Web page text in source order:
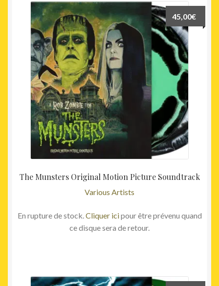
The Munsters Original Motion Picture Soundtrack
Various Artists
45,00€
En rupture de stock. Cliquer icipour être prévenu quand
ce disque sera de retour.